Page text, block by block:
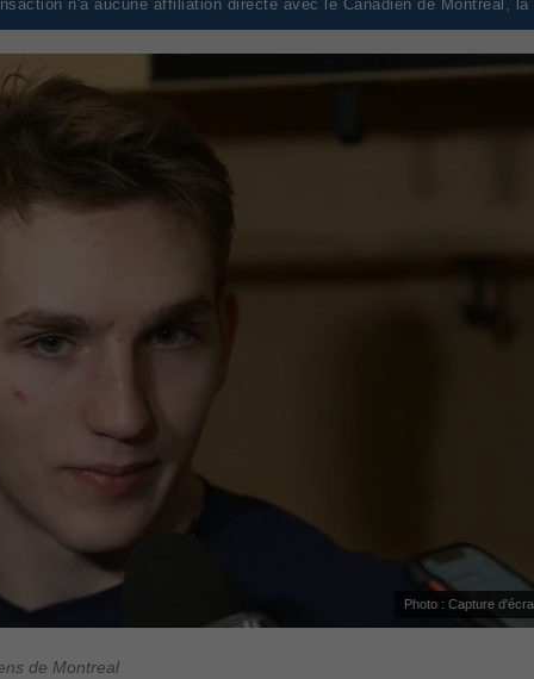
n'a aucune affiliation directe avec le Canadien de Montréal, la
Photo : Capture
de Montreal